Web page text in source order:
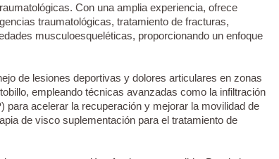
Con una amplia experiencia, ofrece
traumatológicas, tratamiento de fracturas,
musculoesqueléticas, proporcionando un enfoque
de lesiones deportivas y dolores articulares en zonas
empleando técnicas avanzadas como la infiltración
para acelerar la recuperación y mejorar la movilidad de
de visco suplementación para el tratamiento de